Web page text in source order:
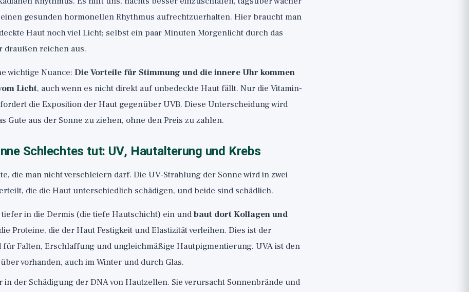
gesunden hormonellen Rhythmus aufrechtzuerhalten. Hier braucht man
Haut noch viel Licht; selbst ein paar Minuten Morgenlicht durch das
draußen reichen aus.
wichtige Nuance: Die Vorteile für Stimmung und die innere Uhr kommen
Licht, auch wenn es nicht direkt auf unbedeckte Haut fällt. Nur die Vitamin-
die Exposition der Haut gegenüber UVB. Diese Unterscheidung wird
Gute aus der Sonne zu ziehen, ohne den Preis zu zahlen.
Schlechtes tut: UV, Hautalterung und Krebs
die man nicht verschleiern darf. Die UV-Strahlung der Sonne wird in zwei
die die Haut unterschiedlich schädigen, und beide sind schädlich.
tiefer in die Dermis (die tiefe Hautschicht) ein undbaut dort Kollagen und
Proteine, die der Haut Festigkeit und Elastizität verleihen. Dies ist der
Falten, Erschlaffung und ungleichmäßige Hautpigmentierung. UVA ist den
vorhanden, auch im Winter und durch Glas.
in der Schädigung der DNA von Hautzellen. Sie verursacht Sonnenbrände und